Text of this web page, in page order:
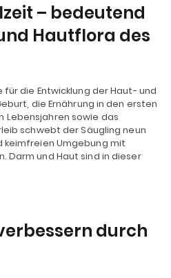
– bedeutend
Hautflora des
die Entwicklung der Haut- und
die Ernährung in den ersten
Lebensjahren sowie das
schwebt der Säugling neun
Umgebung mit
Darm und Haut sind in dieser
durch